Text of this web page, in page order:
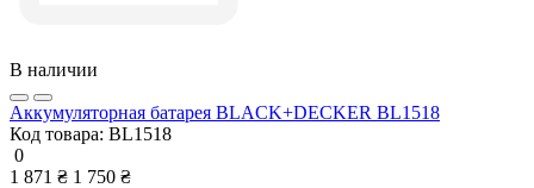
В наличии
Аккумуляторная батарея BLACK+DECKER BL1518
Код товара: BL1518
0
1 871 ₴ 1 750 ₴